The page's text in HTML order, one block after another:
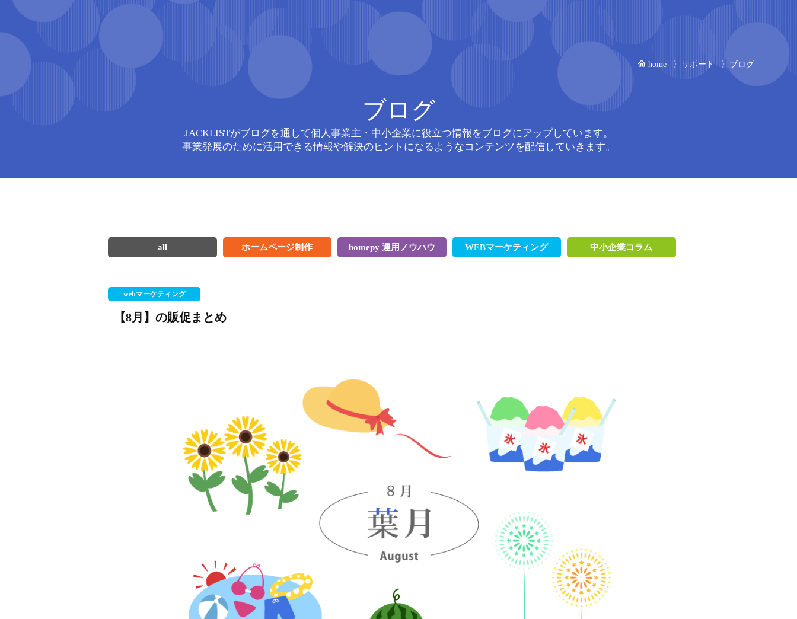
home 〉 サポート 〉 ブログ
ブログ
JACKLISTがブログを通して個人事業主・中小企業に役立つ情報をブログにアップしています。
事業発展のために活用できる情報や解決のヒントになるようなコンテンツを配信していきます。
all ホームページ制作 homepy 運用ノウハウ WEBマーケティング 中小企業コラム
webマーケティング
【8月】の販促まとめ